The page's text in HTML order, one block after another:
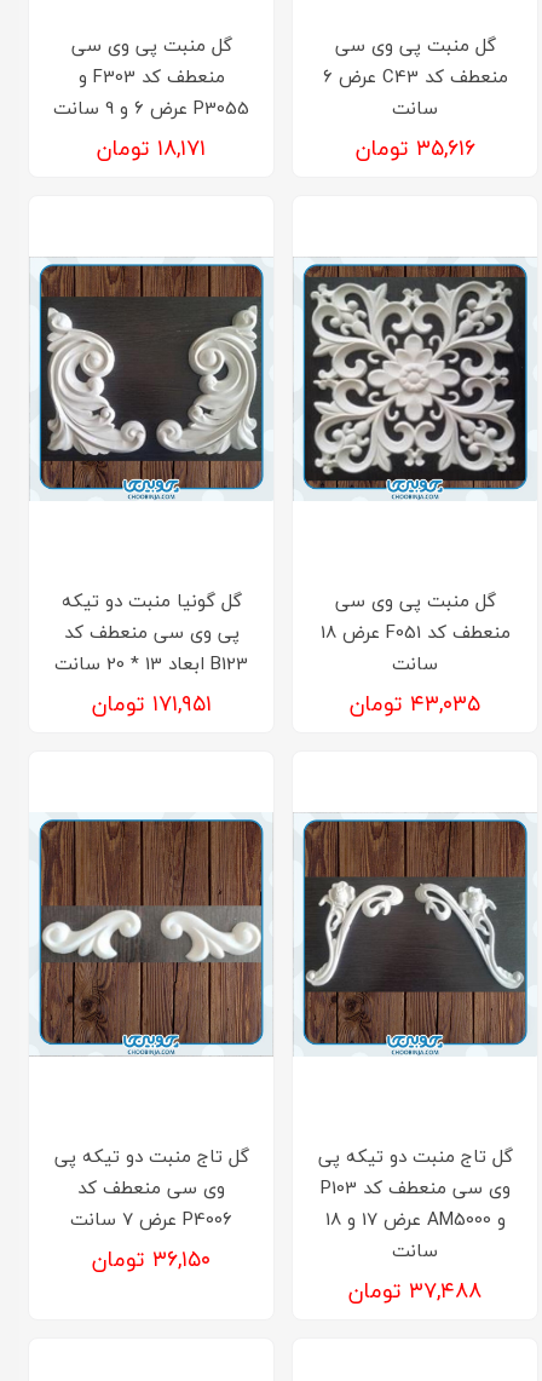
گل منبت پی وی سی
منعطف کد C43 عرض 6
سانت
۳۵,۶۱۶ تومان
گل منبت پی وی سی
منعطف کد F303 و
P3055 عرض 6 و 9 سانت
۱۸,۱۷۱ تومان
گل منبت پی وی سی
منعطف کد F051 عرض 18
سانت
۴۳,۰۳۵ تومان
گل گونیا منبت دو تیکه
پی وی سی منعطف کد
B123 ابعاد 13 * 20 سانت
۱۷۱,۹۵۱ تومان
گل تاج منبت دو تیکه پی
وی سی منعطف کد P103
و AM5000 عرض 17 و 18
سانت
۳۷,۴۸۸ تومان
گل تاج منبت دو تیکه پی
وی سی منعطف کد
P4006 عرض 7 سانت
۳۶,۱۵۰ تومان